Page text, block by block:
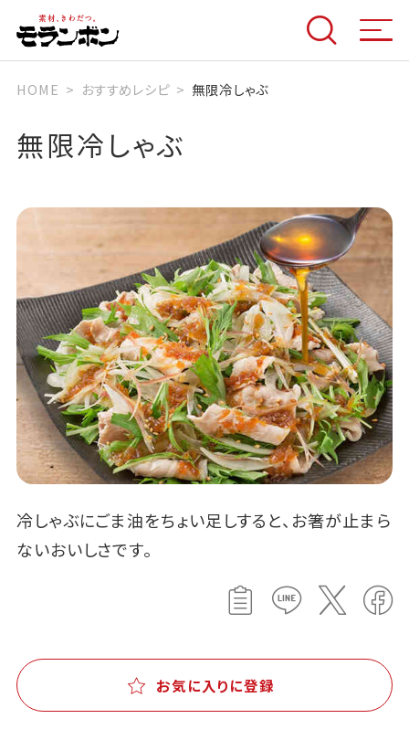
HOME おすすめレシピ 無限冷しゃぶ
無限冷しゃぶ
冷しゃぶにごま油をちょい足しすると、お箸が止まら
ないおいしさです。
お気に入りに登録